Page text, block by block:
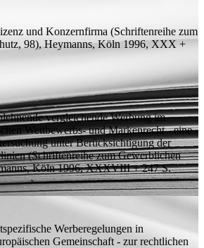
und Konzernfirma (Schriftenreihe zum
98), Heymanns, Köln 1996, XXX +
vergleichende Werbung im
Wettbewerbs- und Markenrecht - eine
unter Berücksichtigung der
(Schriftenreihe zum Gewerblichen
Köln 1996, XXXVIII + 247S.
Werberegelungen in
Gemeinschaft - zur rechtlichen